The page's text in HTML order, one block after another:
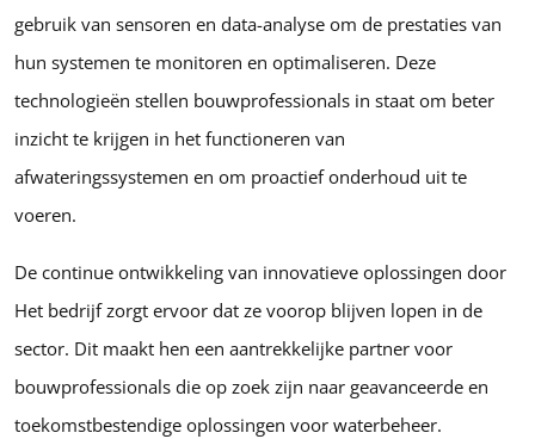
gebruik van sensoren en data-analyse om de prestaties van
hun systemen te monitoren en optimaliseren. Deze
technologieën stellen bouwprofessionals in staat om beter
inzicht te krijgen in het functioneren van
afwateringssystemen en om proactief onderhoud uit te
voeren.
De continue ontwikkeling van innovatieve oplossingen door
Het bedrijf zorgt ervoor dat ze voorop blijven lopen in de
sector. Dit maakt hen een aantrekkelijke partner voor
bouwprofessionals die op zoek zijn naar geavanceerde en
toekomstbestendige oplossingen voor waterbeheer.